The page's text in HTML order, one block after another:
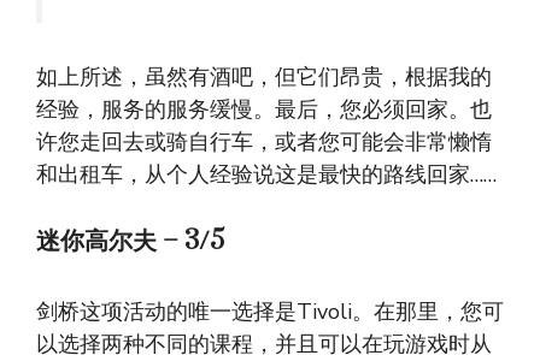
如上所述，虽然有酒吧，但它们昂贵，根据我的
经验，服务的服务缓慢。最后，您必须回家。也
许您走回去或骑自行车，或者您可能会非常懒惰
和出租车，从个人经验说这是最快的路线回家……
迷你高尔夫– 3/5
剑桥这项活动的唯一选择是Tivoli。在那里，您可
以选择两种不同的课程，并且可以在玩游戏时从